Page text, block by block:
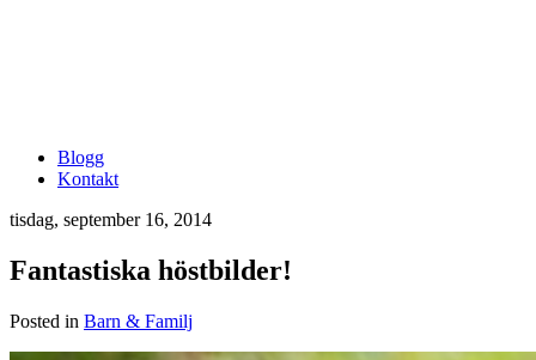
Blogg
Kontakt
tisdag, september 16, 2014
Fantastiska höstbilder!
Posted in Barn & Familj